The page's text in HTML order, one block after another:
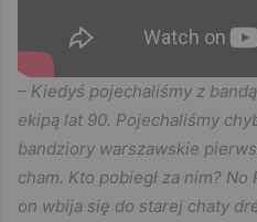
– Kiedyś pojechaliśmy z
ekipą lat 90. Pojechaliśmy
bandziory warszawskie
cham. Kto pobiegł za nim? No
on wbija się do starej chaty